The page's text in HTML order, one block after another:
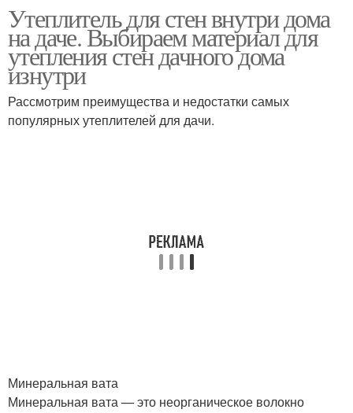
Утеплитель для стен внутри дома
на даче. Выбираем материал для
утепления стен дачного дома
изнутри
Рассмотрим преимущества и недостатки самых
популярных утеплителей для дачи.
Минеральная вата
Минеральная вата — это неорганическое волокно